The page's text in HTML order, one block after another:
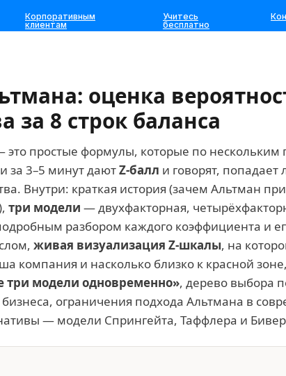
Корпоративным
клиентам
Учитесь
бесплатно
оценка
за 8 строк баланса
это простые формулы, которые по нескольким
за 3–5 минут даютZ-балл и говорят,
Внутри: краткая история (зачем Альтман
три модели — двухфакторная,
разбором каждого коэффициента и
живая визуализация Z-шкалы, на
компания и насколько близко к красной
три модели одновременно», дерево выбора
ограничения подхода Альтмана в
— модели Спрингейта, Таффлера и